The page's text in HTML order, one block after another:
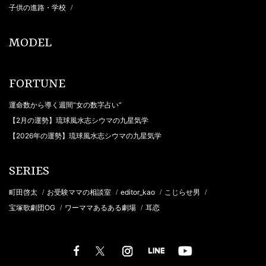
子供の進路・学校 /
MODEL
FORTUNE
運命数から導く週間“女の数字占い”
【2月の運勢】琉球風水志シウマの九星気学
【2026年の運勢】琉球風水志シウマの九星気学
SERIES
町田啓太 / お受験ママの相談室 / editor_kao / こじらせ男 /
宝塚歌劇団OG / ワーママあるある劇場 / 耳恋